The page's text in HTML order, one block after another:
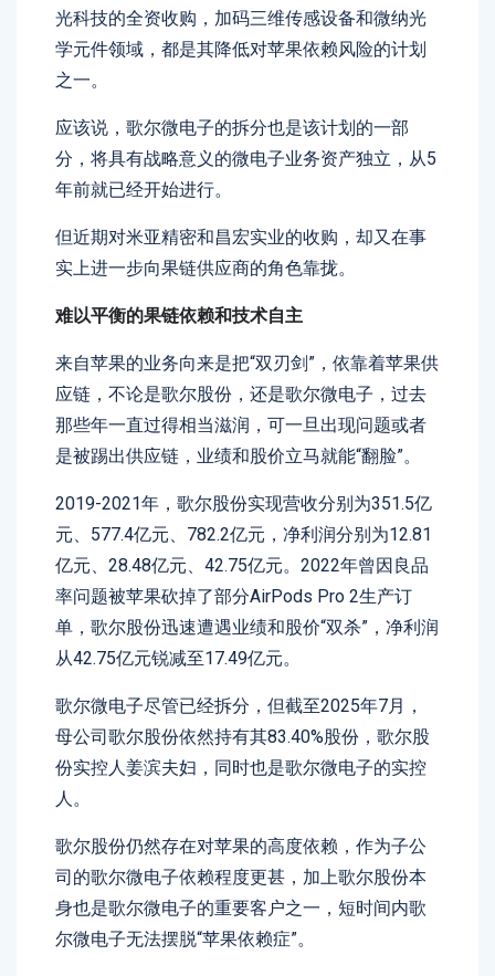
光科技的全资收购，加码三维传感设备和微纳光
学元件领域，都是其降低对苹果依赖风险的计划
之一。
应该说，歌尔微电子的拆分也是该计划的一部
分，将具有战略意义的微电子业务资产独立，从5
年前就已经开始进行。
但近期对米亚精密和昌宏实业的收购，却又在事
实上进一步向果链供应商的角色靠拢。
难以平衡的果链依赖和技术自主
来自苹果的业务向来是把“双刃剑”，依靠着苹果供
应链，不论是歌尔股份，还是歌尔微电子，过去
那些年一直过得相当滋润，可一旦出现问题或者
是被踢出供应链，业绩和股价立马就能“翻脸”。
2019-2021年，歌尔股份实现营收分别为351.5亿
元、577.4亿元、782.2亿元，净利润分别为12.81
亿元、28.48亿元、42.75亿元。2022年曾因良品
率问题被苹果砍掉了部分AirPods Pro 2生产订
单，歌尔股份迅速遭遇业绩和股价“双杀”，净利润
从42.75亿元锐减至17.49亿元。
歌尔微电子尽管已经拆分，但截至2025年7月，
母公司歌尔股份依然持有其83.40%股份，歌尔股
份实控人姜滨夫妇，同时也是歌尔微电子的实控
人。
歌尔股份仍然存在对苹果的高度依赖，作为子公
司的歌尔微电子依赖程度更甚，加上歌尔股份本
身也是歌尔微电子的重要客户之一，短时间内歌
尔微电子无法摆脱“苹果依赖症”。